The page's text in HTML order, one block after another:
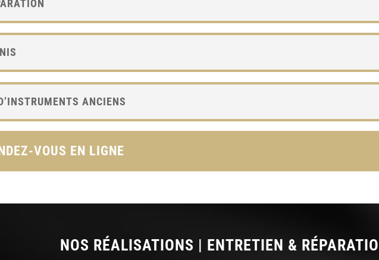
ANCIENS
VOUS EN LIGNE
NOS RÉALISATIONS | ENTRETIEN &